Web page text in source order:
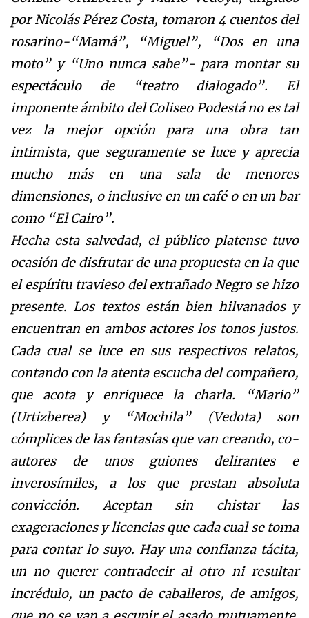
por Nicolás Pérez Costa, tomaron 4 cuentos del
rosarino-“Mamá”, “Miguel”, “Dos en una
moto” y “Uno nunca sabe”- para montar su
espectáculo de “teatro dialogado”. El
imponente ámbito del Coliseo Podestá no es tal
vez la mejor opción para una obra tan
intimista, que seguramente se luce y aprecia
mucho más en una sala de menores
dimensiones, o inclusive en un café o en un bar
como “El Cairo”.
Hecha esta salvedad, el público platense tuvo
ocasión de disfrutar de una propuesta en la que
el espíritu travieso del extrañado Negro se hizo
presente. Los textos están bien hilvanados y
encuentran en ambos actores los tonos justos.
Cada cual se luce en sus respectivos relatos,
contando con la atenta escucha del compañero,
que acota y enriquece la charla. “Mario”
(Urtizberea) y “Mochila” (Vedota) son
cómplices de las fantasías que van creando, co-
autores de unos guiones delirantes e
inverosímiles, a los que prestan absoluta
convicción. Aceptan sin chistar las
exageraciones y licencias que cada cual se toma
para contar lo suyo. Hay una confianza tácita,
un no querer contradecir al otro ni resultar
incrédulo, un pacto de caballeros, de amigos,